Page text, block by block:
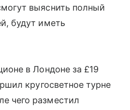
выяснить полный
будут иметь
в Лондоне за £19
кругосветное турне
чего разместил